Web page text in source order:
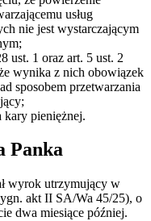
usług
nie jest wystarczającym
ust. 1 oraz art. 5 ust. 2
wynika z nich obowiązek
sposobem przetwarzania
kary pieniężnej.
Panka
wyrok utrzymujący w
akt II SA/Wa 45/25), o
dwa miesiące później.